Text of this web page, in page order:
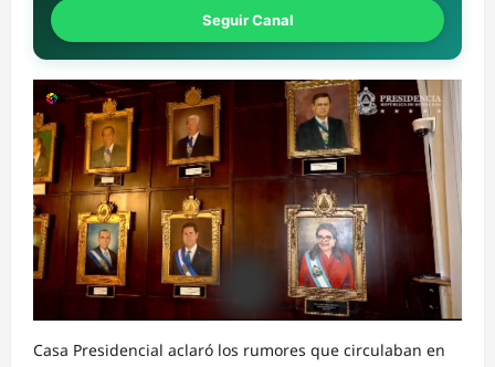
Seguir Canal
Casa Presidencial aclaró los rumores que circulaban en